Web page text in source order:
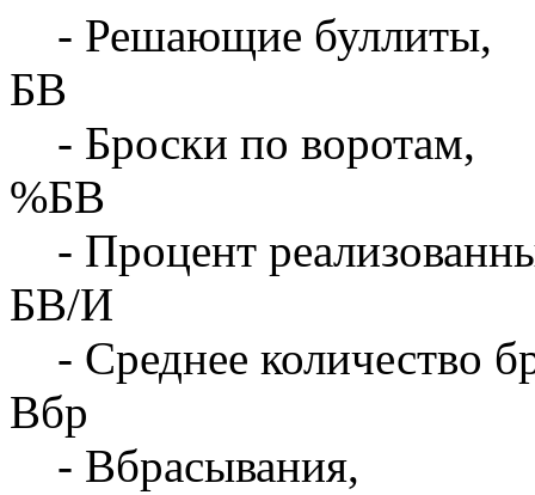
- Решающие буллиты,
БВ
- Броски по воротам,
%БВ
- Процент
БВ/И
- Среднее количество
Вбр
- Вбрасывания,